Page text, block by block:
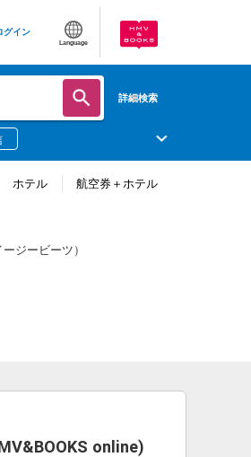
グイン
Language
詳細検索
ホテル 航空券＋ホテル
online)